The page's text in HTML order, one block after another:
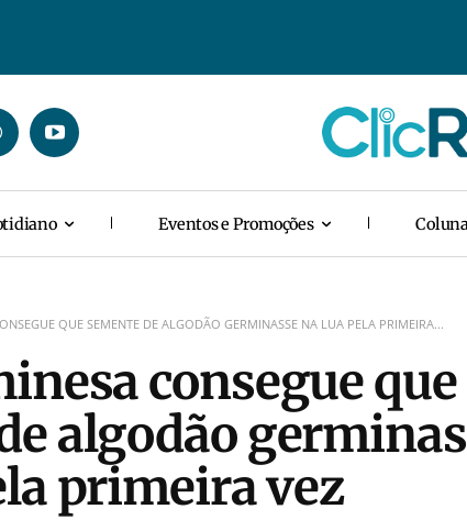
Eventos e Promoções
QUE SEMENTE DE ALGODÃO GERMINASSE NA LUA PELA PRIMEIRA...
consegue que
algodão
primeira vez